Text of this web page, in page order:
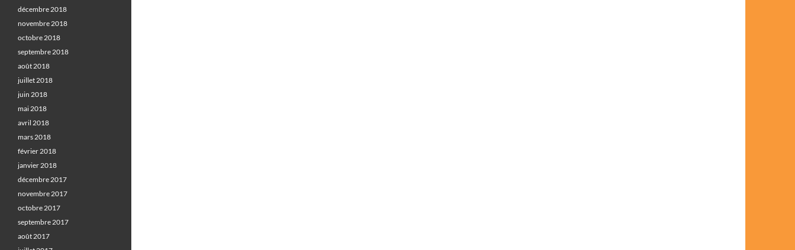
décembre 2018
novembre 2018
octobre 2018
septembre 2018
août 2018
juillet 2018
juin 2018
mai 2018
avril 2018
mars 2018
février 2018
janvier 2018
décembre 2017
novembre 2017
octobre 2017
septembre 2017
août 2017